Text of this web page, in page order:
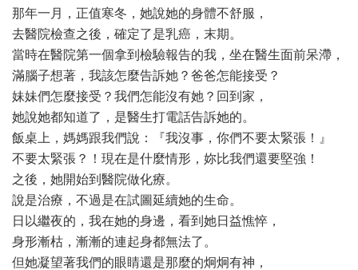
那年一月，正值寒冬，她說她的身體不舒服，
去醫院檢查之後，確定了是乳癌，末期。
當時在醫院第一個拿到檢驗報告的我，坐在醫生面前呆滯，
滿腦子想著，我該怎麼告訴她？爸爸怎能接受？
妹妹們怎麼接受？我們怎能沒有她？回到家，
她說她都知道了，是醫生打電話告訴她的。
飯桌上，媽媽跟我們說：『我沒事，你們不要太緊張！』
不要太緊張？！現在是什麼情形，妳比我們還要堅強！
之後，她開始到醫院做化療。
說是治療，不過是在試圖延續她的生命。
日以繼夜的，我在她的身邊，看到她日益憔悴，
身形漸枯，漸漸的連起身都無法了。
但她凝望著我們的眼睛還是那麼的炯炯有神，